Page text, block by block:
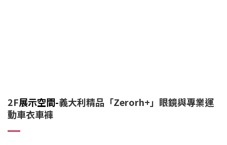
2F展示空間-義大利精品「Zerorh+」眼鏡與專業運
動車衣車褲